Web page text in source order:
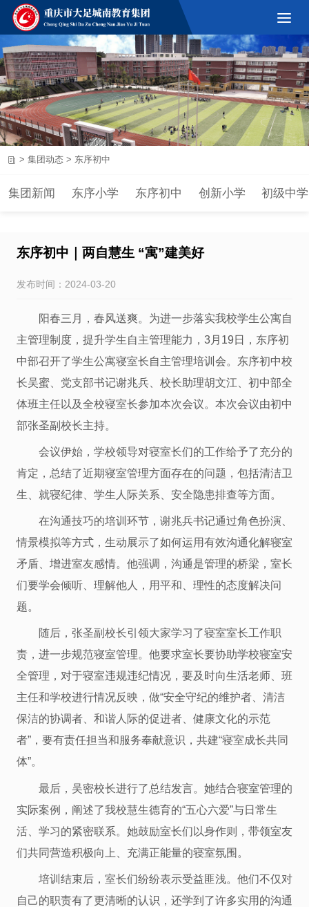
集团新闻 东序小学 东序初中 创新小学 初级中学
> 集团动态> 东序初中
东序初中｜两自慧生 “寓”建美好
发布时间：2024-03-20
阳春三月，春风送爽。为进一步落实我校学生公寓自
主管理制度，提升学生自主管理能力，3月19日，东序初
中部召开了学生公寓寝室长自主管理培训会。东序初中校
长吴蜜、党支部书记谢兆兵、校长助理胡文江、初中部全
体班主任以及全校寝室长参加本次会议。本次会议由初中
部张圣副校长主持。
会议伊始，学校领导对寝室长们的工作给予了充分的
肯定，总结了近期寝室管理方面存在的问题，包括清洁卫
生、就寝纪律、学生人际关系、安全隐患排查等方面。
在沟通技巧的培训环节，谢兆兵书记通过角色扮演、
情景模拟等方式，生动展示了如何运用有效沟通化解寝室
矛盾、增进室友感情。他强调，沟通是管理的桥梁，室长
们要学会倾听、理解他人，用平和、理性的态度解决问
题。
随后，张圣副校长引领大家学习了寝室室长工作职
责，进一步规范寝室管理。他要求室长要协助学校寝室安
全管理，对于寝室违规违纪情况，要及时向生活老师、班
主任和学校进行情况反映，做“安全守纪的维护者、清洁
保洁的协调者、和谐人际的促进者、健康文化的示范
者”，要有责任担当和服务奉献意识，共建“寝室成长共同
体”。
最后，吴密校长进行了总结发言。她结合寝室管理的
实际案例，阐述了我校慧生德育的“五心六爱”与日常生
活、学习的紧密联系。她鼓励室长们以身作则，带领室友
们共同营造积极向上、充满正能量的寝室氛围。
培训结束后，室长们纷纷表示受益匪浅。他们不仅对
自己的职责有了更清晰的认识，还学到了许多实用的沟通